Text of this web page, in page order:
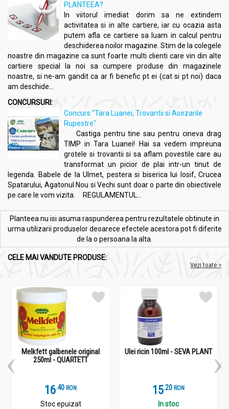
PLANTEEA?
In viitorul imediat dorim sa ne extindem
activitatea si in alte cartiere, iar cu ocazia asta
putem afla ce cartiere sa luam in calcul pentru
deschiderea noilor magazine. Stim de la colegele
noastre din magazine ca sunt foarte multi clienti care vin din alte
cartiere special la noi sa cumpere produse din magazinele
noastre, si ne-am gandit ca ar fi benefic pt ei (cat si pt noi) daca
am deschide...
CONCURSURI:
Concurs "Tara Luanei, Trovantii si Asezarile
Rupestre"
Castiga pentru tine sau pentru cineva drag
TIMP in Tara Luanei! Hai sa vedem impreuna
grotele si trovantii si sa aflam povestile care au
transformat un picior de plai intr-un tinut de
legenda. Babele de la Ulmet, pestera si biserica lui Iosif, Crucea
Spatarului, Agatonul Nou si Vechi sunt doar o parte din obiectivele
pe care le vom vizita. REGULAMENTUL...
Planteea nu isi asuma raspunderea pentru rezultatele obtinute in
urma utilizarii produselor deoarece efectele acestora pot fi diferite
de la o persoana la alta.
CELE MAI VANDUTE PRODUSE:
Vezi toate >
Melkfett galbenele original
250ml - QUARTETT
16.4 RON
Stoc epuizat
Ulei ricin 100ml - SEVA PLANT
15.2 RON
In stoc